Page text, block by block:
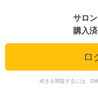
サロ
購入
ロ
続きを閲覧するには、